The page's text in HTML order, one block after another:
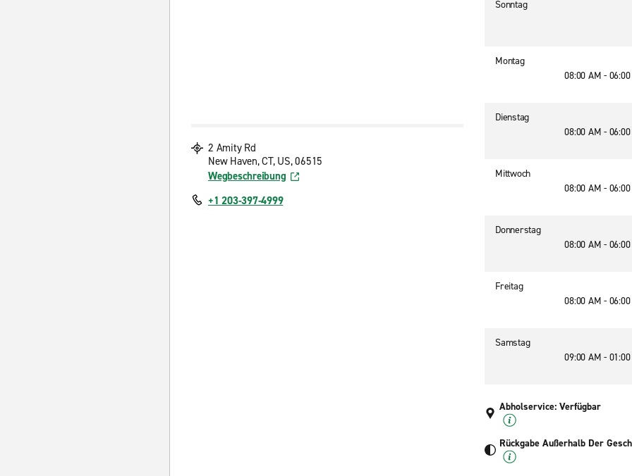
2 Amity Rd
New Haven, CT, US, 06515
Wegbeschreibung
+1 203-397-4999
Sonntag
Montag
08:00 AM -
Dienstag
08:00 AM -
Mittwoch
08:00 AM -
Donnerstag
08:00 AM -
Freitag
08:00 AM -
Samstag
09:00 AM -
Abholservice: Verfügbar
Rückgabe Außerhalb Der